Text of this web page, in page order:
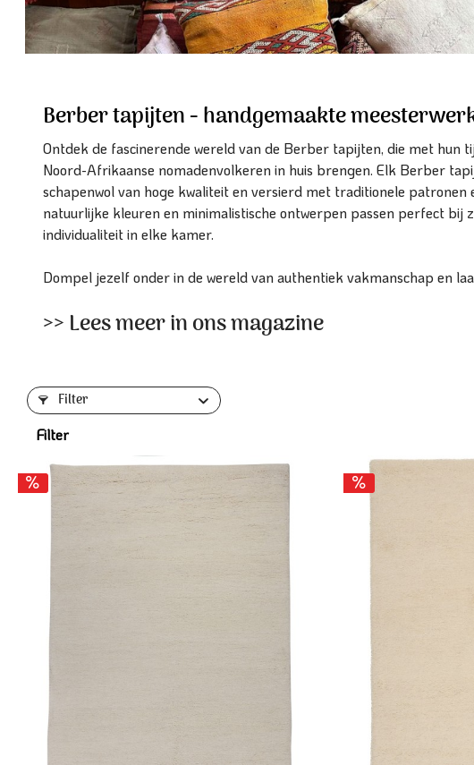
Berber tapijten - handgemaakte
Ontdek de fascinerende wereld van de Berber tapijten, die met hun
Noord-Afrikaanse nomadenvolkeren in huis brengen. Elk Berber
schapenwol van hoge kwaliteit en versierd met traditionele
natuurlijke kleuren en minimalistische ontwerpen passen perfect bij
individualiteit in elke kamer.
Dompel jezelf onder in de wereld van authentiek vakmanschap en
>> Lees meer in ons magazine
Filter
Filter